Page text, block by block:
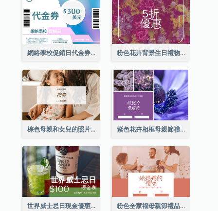
網絡學校促銷日代金券 粉色花卉背景生日禮物卡
棕色母親和女兒的照片母親節的禮品卡 紫色花卉相框母親節禮品卡
世界威士忌日現金優惠券 粉色全家福母親節禮品卡